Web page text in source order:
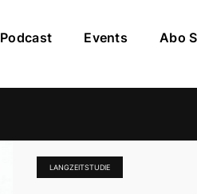
Podcast Events Abo
LANGZEITSTUDIE